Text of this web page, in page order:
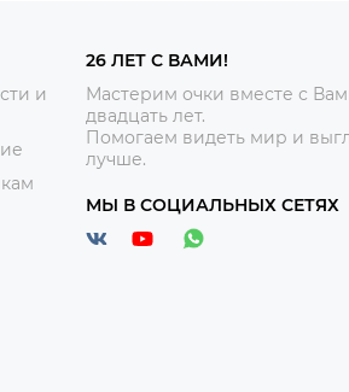
и
26 ЛЕТ С ВАМИ!
Мастерим очки вместе с
двадцать лет.
Помогаем видеть мир и
лучше.
МЫ В СОЦИАЛЬНЫХ СЕТЯХ